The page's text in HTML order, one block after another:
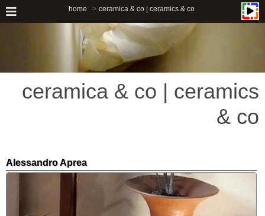
home ceramica & co | ceramics & co
ceramica & co | ceramics
& co
Alessandro Aprea